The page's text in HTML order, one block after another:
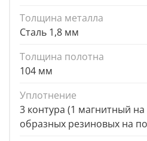
Толщина металла
Сталь 1,8 мм
Толщина полотна
104 мм
Уплотнение
3 контура (1 магнитный
образных резиновых на